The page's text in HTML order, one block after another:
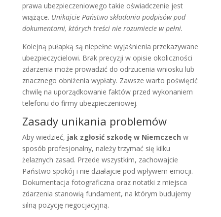
prawa ubezpieczeniowego takie oświadczenie jest
wiążące. Unikajcie Państwo składania podpisów pod
dokumentami, których treści nie rozumiecie w pełni.
Kolejną pułapką są niepełne wyjaśnienia przekazywane
ubezpieczycielowi. Brak precyzji w opisie okoliczności
zdarzenia może prowadzić do odrzucenia wniosku lub
znacznego obniżenia wypłaty. Zawsze warto poświęcić
chwilę na uporządkowanie faktów przed wykonaniem
telefonu do firmy ubezpieczeniowej.
Zasady unikania problemów
Aby wiedzieć, jak zgłosić szkodę w Niemczech w
sposób profesjonalny, należy trzymać się kilku
żelaznych zasad. Przede wszystkim, zachowajcie
Państwo spokój i nie działajcie pod wpływem emocji.
Dokumentacja fotograficzna oraz notatki z miejsca
zdarzenia stanowią fundament, na którym budujemy
silną pozycję negocjacyjną.